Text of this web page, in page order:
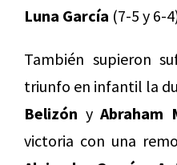
Luna García (7-5 y 6-
También supieron
triunfo en infantil la
Belizón yAbraham
victoria con una